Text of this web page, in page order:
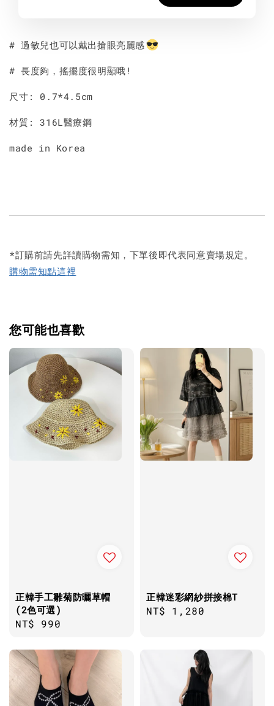
# 過敏兒也可以戴出搶眼亮麗感
# 長度夠，搖擺度很明顯哦!
尺寸: 0.7*4.5cm
材質: 316L醫療鋼
made in Korea
*訂購前請先詳讀購物需知，下單後即代表同意賣場規定。
購物需知點這裡
您可能也喜歡
正韓手工雛菊防曬草帽
(2色可選)
Regular
NT$ 990
正韓迷彩網紗拼接棉T
Regular
NT$ 1,280